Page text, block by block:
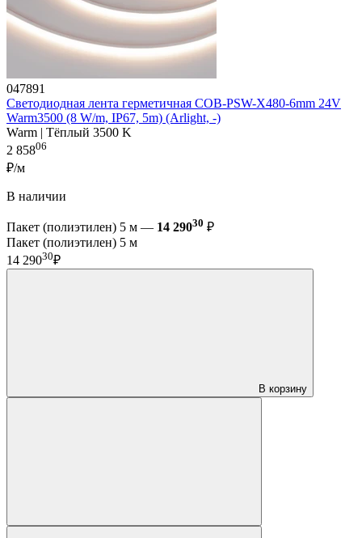
047891
Светодиодная лента герметичная COB-PSW-X480-6mm 24V
Warm3500 (8 W/m, IP67, 5m) (Arlight, -)
Warm | Тёплый 3500 K
2 85806
₽/м
В наличии
Пакет (полиэтилен) 5 м — 14 29030 ₽
Пакет (полиэтилен) 5 м
14 29030₽
В корзину